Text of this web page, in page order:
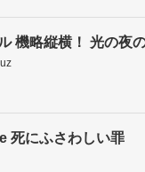
機略縦横！ 光の夜
死にふさわしい罪